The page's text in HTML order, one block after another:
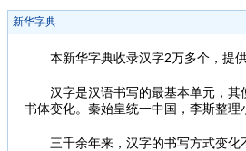
新华字典
本新华字典收录汉字2万多个，提供
汉字是汉语书写的最基本单元，其
书体变化。秦始皇统一中国，李斯整理
三千余年来，汉字的书写方式变化